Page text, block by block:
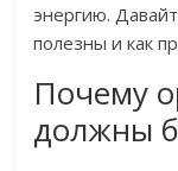
энергию.
полезны и как
Почему
должны